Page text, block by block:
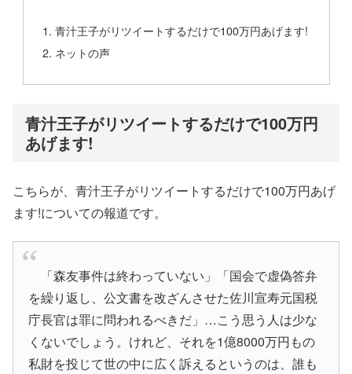
青汁王子がリツイートするだけで100万円あげます!
ネットの声
青汁王子がリツイートするだけで100万円
あげます!
こちらが、青汁王子がリツイートするだけで100万円あげ
ます!についての報道です。
「森友事件は終わっていない」「国会で虚偽答弁
を繰り返し、公文書を改ざんさせた佐川宣寿元国税
庁長官は罪に問われるべきだ」…こう思う人は少な
くないでしょう。けれど、それを1億8000万円もの
私財を投じて世の中に広く訴えるというのは、誰も